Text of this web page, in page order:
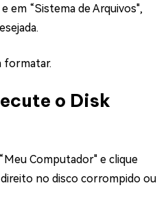
em “Sistema de Arquivos",
formatar.
o Disk
Computador" e clique
no disco corrompido ou